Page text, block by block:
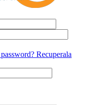
Recuperala